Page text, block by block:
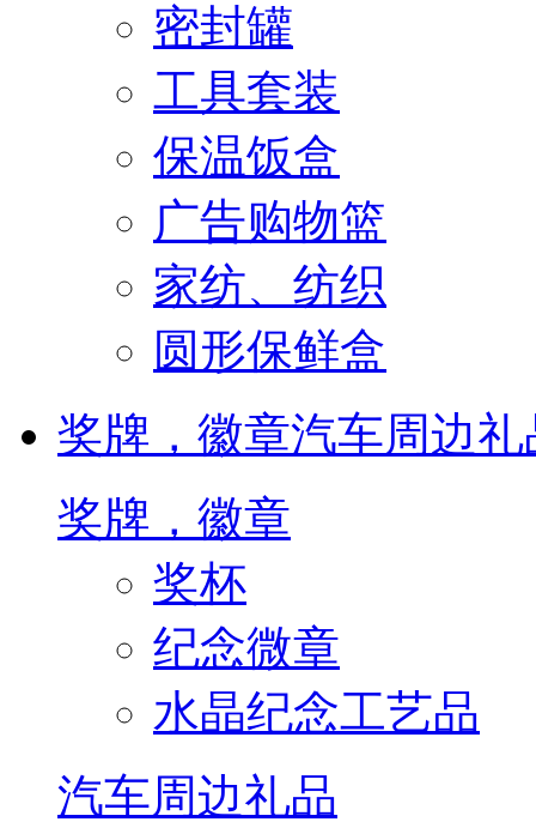
密封罐
工具套装
保温饭盒
广告购物篮
家纺、纺织
圆形保鲜盒
奖牌，徽章汽车周边礼
奖牌，徽章
奖杯
纪念微章
水晶纪念工艺品
汽车周边礼品